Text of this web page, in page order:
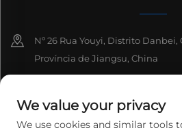
Nº 26 Rua Youyi, Distrito
Província de Jiangsu, China
[email protected]
We value your privacy
We use cookies and similar tools